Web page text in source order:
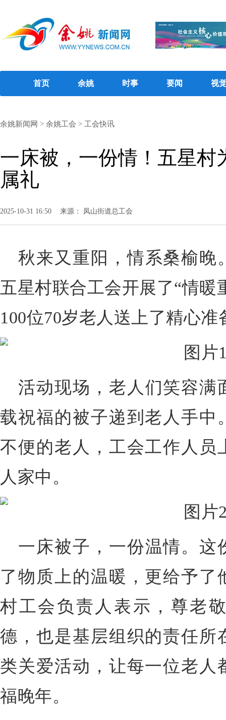
首页 余姚 时事 要闻 视
余姚新闻网 > 余姚工会 > 工会快讯
一床被，一份情！五星村
属礼
2025-10-31 16:50 来源： 凤山街道总工会
秋来又重阳，情系桑榆晚
五星村联合工会开展了“情暖
100位70岁老人送上了精心准
活动现场，老人们笑容满
载祝福的被子递到老人手中
不便的老人，工会工作人员
人家中。
一床被子，一份温情。这
了物质上的温暖，更给予
村工会负责人表示，尊老
德，也是基层组织的责任所
类关爱活动，让每一位老人
福晚年。